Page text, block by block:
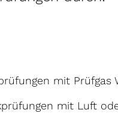
mit Prüfgas
mit Luft